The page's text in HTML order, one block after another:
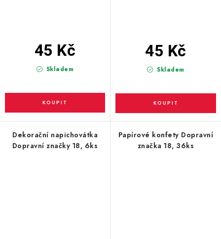
Skladem
45 Kč
Skladem
45 Kč
Dekorační napichovátka
Dopravní značky 18, 6ks
Papírové konfety Dopravní
značka 18, 36ks